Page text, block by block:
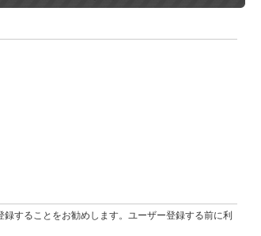
することをお勧めします。ユーザー登録する前に利